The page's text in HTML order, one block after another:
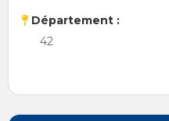
Département :
42